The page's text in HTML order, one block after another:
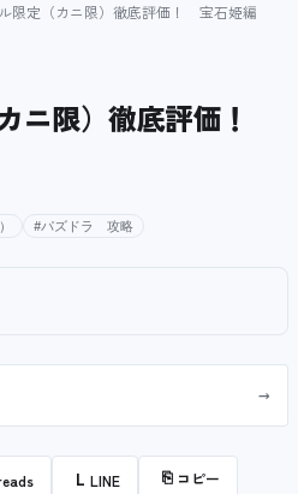
限定（カニ限）徹底評価！ 宝石姫編
ニ限）徹底評価！
#パズドラ 攻略
→
L LINE ⎘ コピー